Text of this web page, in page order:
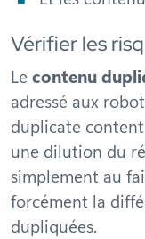
Vérifier les
Lecontenu
adressé aux
duplicate
une dilution du
simplement au
forcément la
dupliquées.